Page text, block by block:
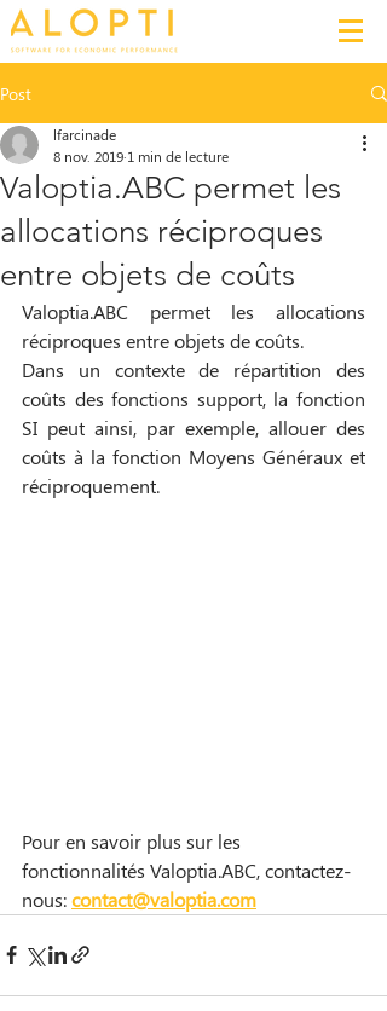
Post
Valoptia.ABC permet les
allocations réciproques
entre objets de coûts
lfarcinade
8 nov. 2019 1 min de lecture
Valoptia.ABC permet les allocations
réciproques entre objets de coûts.
Dans un contexte de répartition des
coûts des fonctions support, la fonction
SI peut ainsi, par exemple, allouer des
coûts à la fonction Moyens Généraux et
réciproquement.
Pour en savoir plus sur les
fonctionnalités Valoptia.ABC, contactez-
nous: contact@valoptia.com